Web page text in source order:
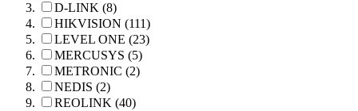
D-LINK (8)
HIKVISION (111)
LEVEL ONE (23)
MERCUSYS (5)
METRONIC (2)
NEDIS (2)
REOLINK (40)